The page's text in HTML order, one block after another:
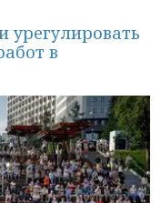
урегулировать
в